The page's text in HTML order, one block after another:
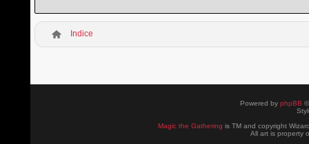
Indice
Powered by phpBB
Magic the Gathering is TM and copyright
All art is property